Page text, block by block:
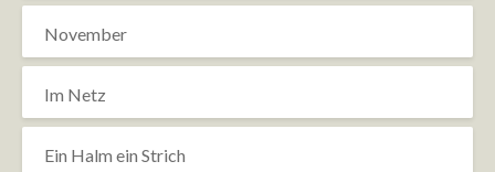
November
Im Netz
Ein Halm ein Strich